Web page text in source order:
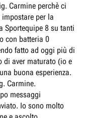
Carmine perchè ci
per la
Sportequipe 8 su tanti
con batteria 0
fatto ad oggi più di
di aver maturato (io e
buona esperienza.
Carmine.
messaggi
Io sono molto